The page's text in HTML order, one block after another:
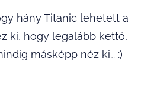
hány Titanic lehetett a
ki, hogy legalább kettő,
másképp néz ki… :)